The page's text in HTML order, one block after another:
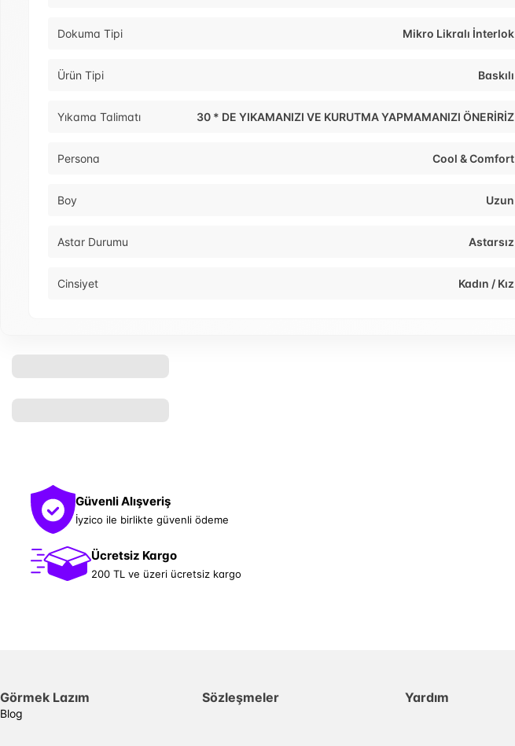
Dokuma Tipi Mikro Likralı İnterlok
Ürün Tipi Baskılı
Yıkama Talimatı 30 * DE YIKAMANIZI VE KURUTMA YAPMAMANIZI ÖNERİRİZ
Persona Cool & Comfort
Boy Uzun
Astar Durumu Astarsız
Cinsiyet Kadın / Kız
Güvenli Alışveriş
İyzico ile birlikte güvenli ödeme
Ücretsiz Kargo
200 TL ve üzeri ücretsiz kargo
Görmek Lazım
Blog
Sözleşmeler Yardım